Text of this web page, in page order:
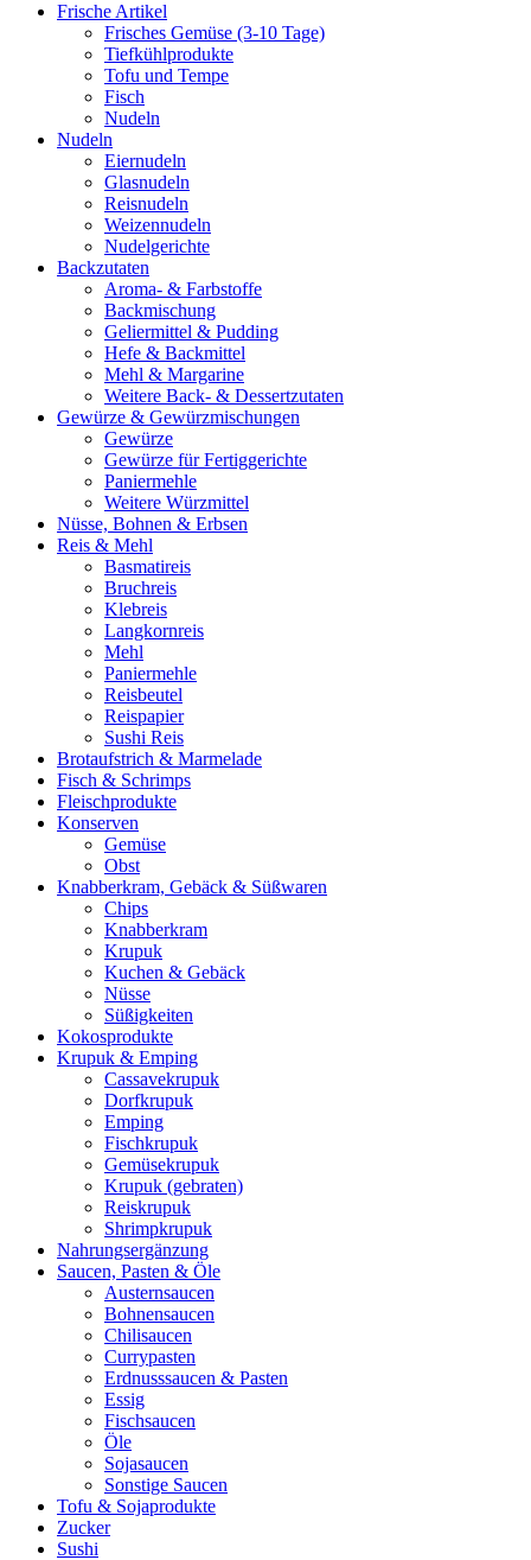
Frische Artikel
Frisches Gemüse (3-10 Tage)
Tiefkühlprodukte
Tofu und Tempe
Fisch
Nudeln
Nudeln
Eiernudeln
Glasnudeln
Reisnudeln
Weizennudeln
Nudelgerichte
Backzutaten
Aroma- & Farbstoffe
Backmischung
Geliermittel & Pudding
Hefe & Backmittel
Mehl & Margarine
Weitere Back- & Dessertzutaten
Gewürze & Gewürzmischungen
Gewürze
Gewürze für Fertiggerichte
Paniermehle
Weitere Würzmittel
Nüsse, Bohnen & Erbsen
Reis & Mehl
Basmatireis
Bruchreis
Klebreis
Langkornreis
Mehl
Paniermehle
Reisbeutel
Reispapier
Sushi Reis
Brotaufstrich & Marmelade
Fisch & Schrimps
Fleischprodukte
Konserven
Gemüse
Obst
Knabberkram, Gebäck & Süßwaren
Chips
Knabberkram
Krupuk
Kuchen & Gebäck
Nüsse
Süßigkeiten
Kokosprodukte
Krupuk & Emping
Cassavekrupuk
Dorfkrupuk
Emping
Fischkrupuk
Gemüsekrupuk
Krupuk (gebraten)
Reiskrupuk
Shrimpkrupuk
Nahrungsergänzung
Saucen, Pasten & Öle
Austernsaucen
Bohnensaucen
Chilisaucen
Currypasten
Erdnusssaucen & Pasten
Essig
Fischsaucen
Öle
Sojasaucen
Sonstige Saucen
Tofu & Sojaprodukte
Zucker
Sushi